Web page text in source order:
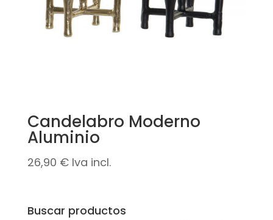
Candelabro Moderno
Aluminio
26,90 € Iva incl.
Buscar productos